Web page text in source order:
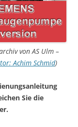
von AS Ulm –
Achim Schmid)
Sie die